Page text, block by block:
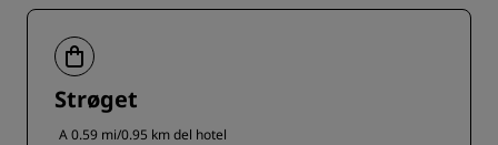
Strøget
A 0.59 mi/0.95 km del hotel